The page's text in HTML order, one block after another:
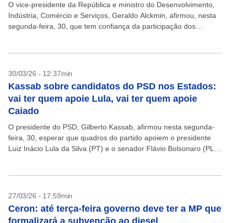
O vice-presidente da República e ministro do Desenvolvimento,
Indústria, Comércio e Serviços, Geraldo Alckmin, afirmou, nesta
segunda-feira, 30, que tem confiança da participação dos
30/03/26 - 12:37min
Kassab sobre candidatos do PSD nos Estados:
vai ter quem apoie Lula, vai ter quem apoie
Caiado
O presidente do PSD, Gilberto Kassab, afirmou nesta segunda-
feira, 30, esperar que quadros do partido apoiem o presidente
Luiz Inácio Lula da Silva (PT) e o senador Flávio Bolsonaro (PL),
27/03/26 - 17:59min
Ceron: até terça-feira governo deve ter a MP que
formalizará a subvenção ao diesel